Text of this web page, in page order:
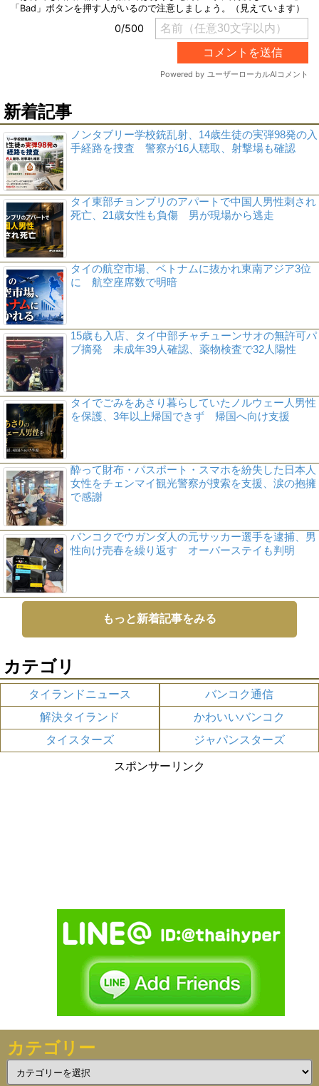
新着記事
ノンタブリー学校銃乱射、14歳生徒の実弾98発の入
手経路を捜査 警察が16人聴取、射撃場も確認
タイ東部チョンブリのアパートで中国人男性刺され
死亡、21歳女性も負傷 男が現場から逃走
タイの航空市場、ベトナムに抜かれ東南アジア3位
に 航空座席数で明暗
15歳も入店、タイ中部チャチューンサオの無許可パ
ブ摘発 未成年39人確認、薬物検査で32人陽性
タイでごみをあさり暮らしていたノルウェー人男性
を保護、3年以上帰国できず 帰国へ向け支援
酔って財布・パスポート・スマホを紛失した日本人
女性をチェンマイ観光警察が捜索を支援、涙の抱擁
で感謝
バンコクでウガンダ人の元サッカー選手を逮捕、男
性向け売春を繰り返す オーバーステイも判明
もっと新着記事をみる
カテゴリ
タイランドニュース
バンコク通信
解決タイランド
かわいいバンコク
タイスターズ
ジャパンスターズ
スポンサーリンク
カテゴリー
テ